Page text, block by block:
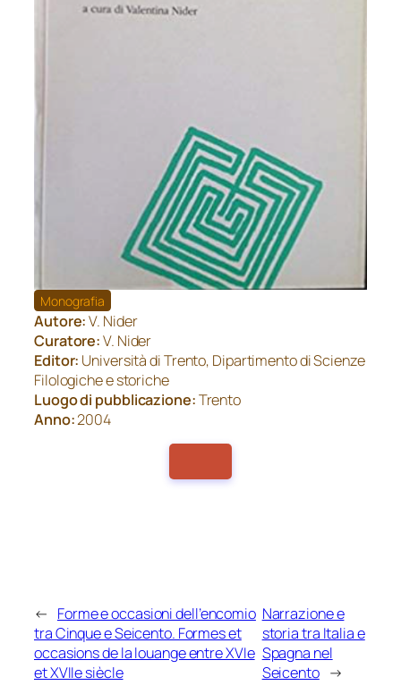
Monografia
Autore:V. Nider
Curatore:V. Nider
Editor: Università di Trento, Dipartimento di Scienze
Filologiche e storiche
Luogo di pubblicazione:Trento
Anno:2004
← Forme e occasioni dell’encomio
tra Cinque e Seicento. Formes et
occasions de la louange entre XVIe
et XVIIe siècle
Narrazione e
storia tra Italia e
Spagna nel
Seicento →